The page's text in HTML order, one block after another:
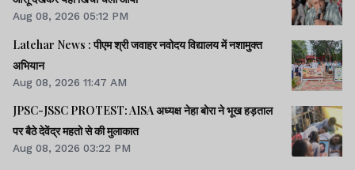
Aug 08, 2026 05:12 PM
Latehar News : पीएम श्री जवाहर नवोदय विद्यालय में नशामुक्‍त
अभियान
Aug 08, 2026 11:47 AM
JPSC-JSSC PROTEST: AISA अध्यक्ष नेहा बोरा ने भूख हड़ताल
पर बैठे देवेंद्र महतो से की मुलाकात
Aug 08, 2026 03:22 PM